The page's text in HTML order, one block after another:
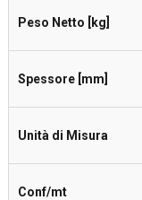
Peso Netto [kg]
Spessore [mm]
Unità di Misura
Conf/mt